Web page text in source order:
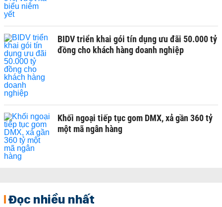
BIDV triển khai gói tín dụng ưu đãi 50.000 tỷ
đồng cho khách hàng doanh nghiệp
Khối ngoại tiếp tục gom DMX, xả gần 360 tỷ
một mã ngân hàng
Đọc nhiều nhất